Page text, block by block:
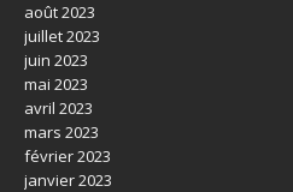
août 2023
juillet 2023
juin 2023
mai 2023
avril 2023
mars 2023
février 2023
janvier 2023